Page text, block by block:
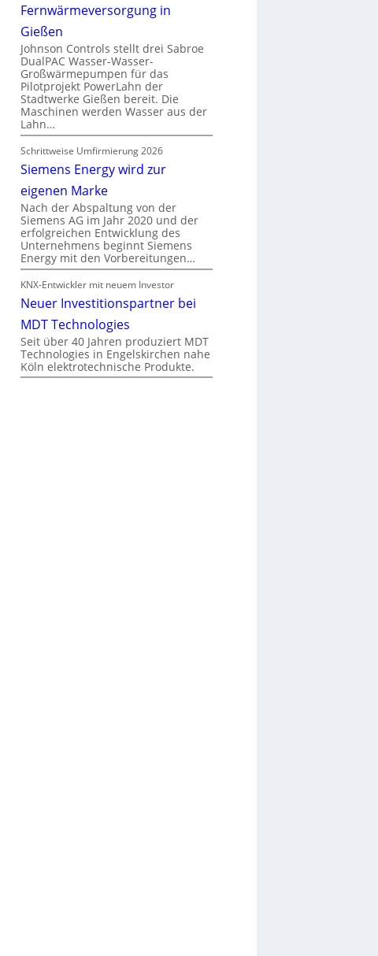
Fernwärmeversorgung in
Gießen
Johnson Controls stellt drei Sabroe
DualPAC Wasser-Wasser-
Großwärmepumpen für das
Pilotprojekt PowerLahn der
Stadtwerke Gießen bereit. Die
Maschinen werden Wasser aus der
Lahn…
Schrittweise Umfirmierung 2026
Siemens Energy wird zur
eigenen Marke
Nach der Abspaltung von der
Siemens AG im Jahr 2020 und der
erfolgreichen Entwicklung des
Unternehmens beginnt Siemens
Energy mit den Vorbereitungen…
KNX-Entwickler mit neuem Investor
Neuer Investitionspartner bei
MDT Technologies
Seit über 40 Jahren produziert MDT
Technologies in Engelskirchen nahe
Köln elektrotechnische Produkte.